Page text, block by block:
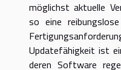
möglichst aktuelle
so eine
Updatefähigkeit ist
deren Software